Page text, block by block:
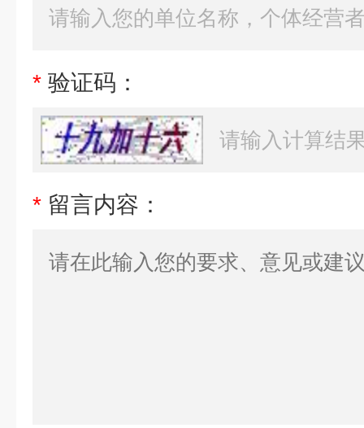
* 验证码：
* 留言内容：